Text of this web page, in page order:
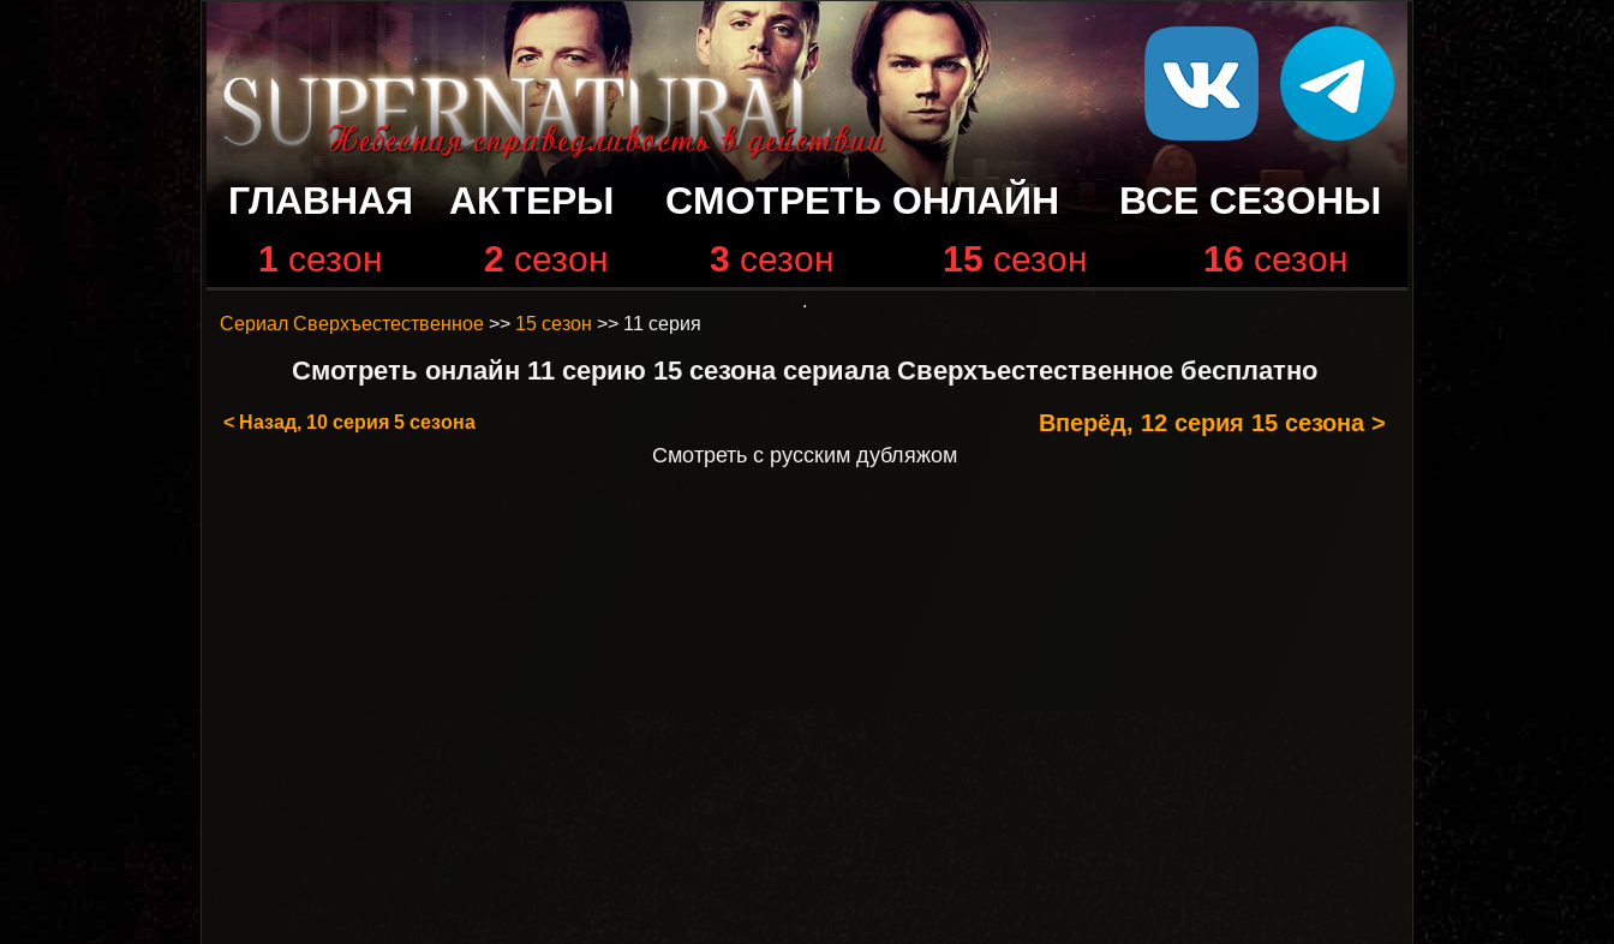
ГЛАВНАЯ АКТЕРЫ СМОТРЕТЬ ОНЛАЙН ВСЕ СЕЗОНЫ
1 сезон 2 сезон 3 сезон 15 сезон 16 сезон
.
Сериал Сверхъестественное >> 15 сезон >> 11 серия
Смотреть онлайн 11 серию 15 сезона сериала Сверхъестественное бесплатно
< Назад, 10 серия 5 сезона Вперёд, 12 серия 15 сезона >
Смотреть с русским дубляжом